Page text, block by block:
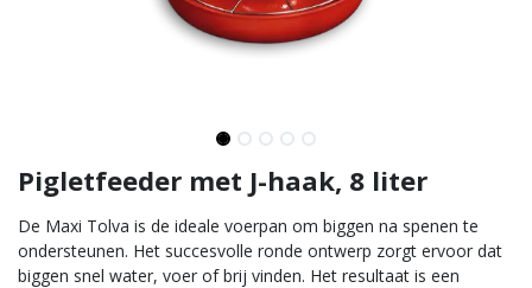
Pigletfeeder met J-haak, 8 liter
De Maxi Tolva is de ideale voerpan om biggen na spenen te
ondersteunen. Het succesvolle ronde ontwerp zorgt ervoor dat
biggen snel water, voer of brij vinden. Het resultaat is een